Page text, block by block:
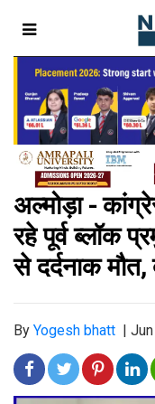
अल्मोड़ा -
रहे पूर्व ब्लॉक
से दर्दनाक
By Yogesh bhatt